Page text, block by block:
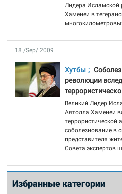
Лидера Исламской
Хаменеи в
18 /Sep/ 2009
Хутбы
революции
Великий Лидер
Аятолла Хаменеи
террористической
соболезнование в
представителя
Совета экспертов
Избранные категории